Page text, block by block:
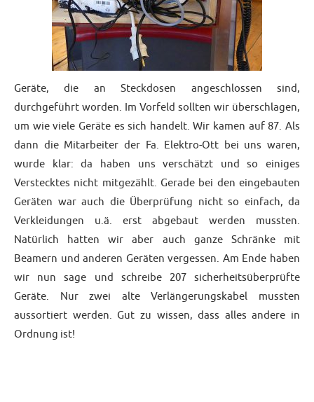
Geräte, die an Steckdosen angeschlossen sind,
durchgeführt worden. Im Vorfeld sollten wir überschlagen,
um wie viele Geräte es sich handelt. Wir kamen auf 87. Als
dann die Mitarbeiter der Fa. Elektro-Ott bei uns waren,
wurde klar: da haben uns verschätzt und so einiges
Verstecktes nicht mitgezählt. Gerade bei den eingebauten
Geräten war auch die Überprüfung nicht so einfach, da
Verkleidungen u.ä. erst abgebaut werden mussten.
Natürlich hatten wir aber auch ganze Schränke mit
Beamern und anderen Geräten vergessen. Am Ende haben
wir nun sage und schreibe 207 sicherheitsüberprüfte
Geräte. Nur zwei alte Verlängerungskabel mussten
aussortiert werden. Gut zu wissen, dass alles andere in
Ordnung ist!